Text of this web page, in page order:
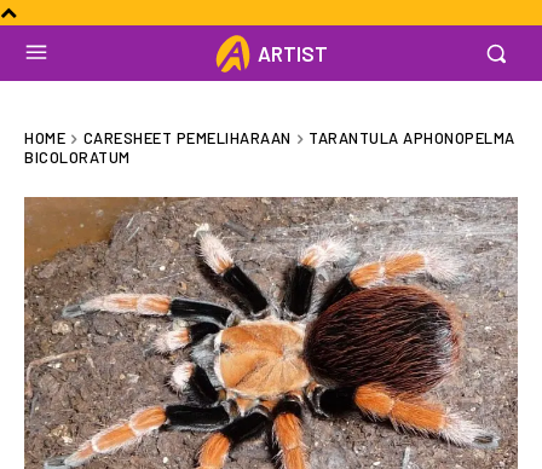
ARTIST
HOME CARESHEET PEMELIHARAAN
TARANTULA APHONOPELMA
BICOLORATUM